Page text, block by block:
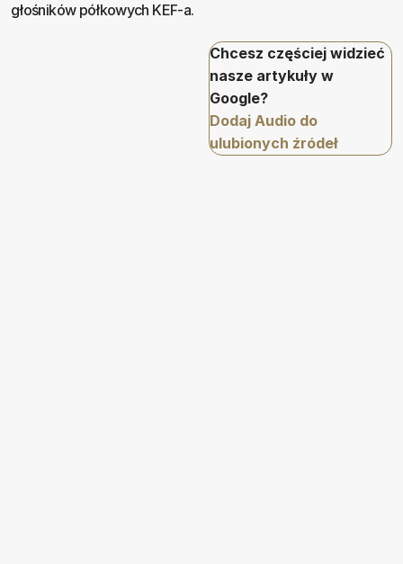
głośników półkowych KEF-a.
Chcesz częściej widzieć
nasze artykuły w
Google?
Dodaj Audio do
ulubionych źródeł